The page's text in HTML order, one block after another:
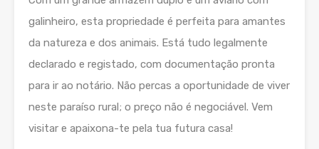
galinheiro, esta propriedade é perfeita para amantes
da natureza e dos animais. Está tudo legalmente
declarado e registado, com documentação pronta
para ir ao notário. Não percas a oportunidade de viver
neste paraíso rural; o preço não é negociável. Vem
visitar e apaixona-te pela tua futura casa!